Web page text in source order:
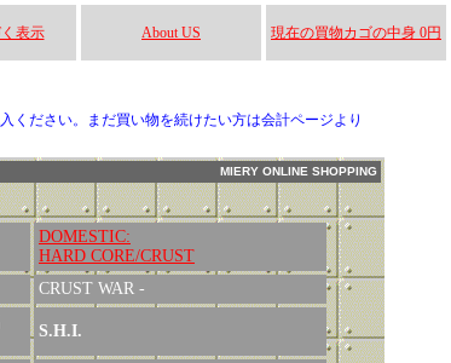
表示 About US 現在の買物カゴの中身 0円
ください。まだ買い物を続けたい方は会計ページより
MIERY ONLINE SHOPPING
DOMESTIC:
HARD CORE/CRUST
CRUST WAR -
S.H.I.